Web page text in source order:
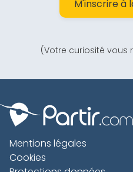
M'inscrire à
(Votre curiosité vous
Mentions légales
Cookies